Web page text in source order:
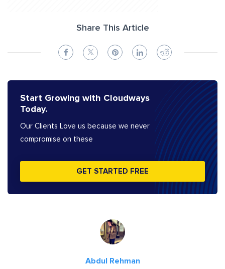
Share This Article
Start Growing with Cloudways
Today.
Our Clients Love us because we never
compromise on these
GET STARTED FREE
Abdul Rehman